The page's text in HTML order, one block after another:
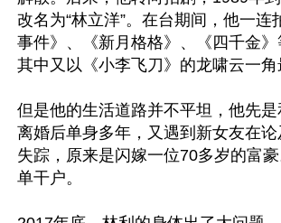
改名为“林立洋”。在台期间，他一连
事件》、《新月格格》、《四千金》
其中又以《小李飞刀》的龙啸云一角
但是他的生活道路并不平坦，他先
离婚后单身多年，又遇到新女友在论
失踪，原来是闪嫁一位70多岁的富
单干户。